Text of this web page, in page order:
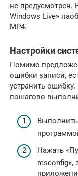
не предусмотрен.
Windows Live»
MP4.
Настройки
Помимо
ошибки записи,
устранить
пошагово
Выполнить
Нажать
msconfig»,